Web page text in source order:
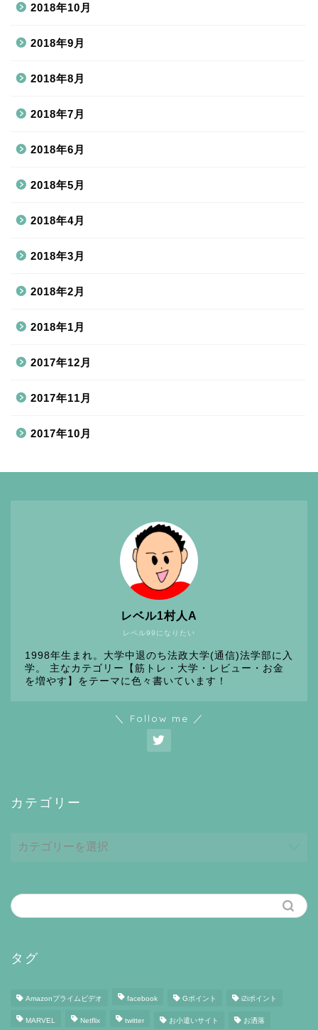
2018年10月
2018年9月
2018年8月
2018年7月
2018年6月
2018年5月
2018年4月
2018年3月
2018年2月
2018年1月
2017年12月
2017年11月
2017年10月
レベル99になりたい
レベル1村人A
1998年生まれ。大学中退のち法政大学(通信)法学部に入
学。 主なカテゴリー【筋トレ・大学・レビュー・お金
を増やす】をテーマに色々書いています！
＼ Follow me ／
カテゴリー
テ
ー
タグ
Amazonプライムビデオ facebook Gポイント i2iポイント
MARVEL Netflix twitter お小遣いサイト お洒落